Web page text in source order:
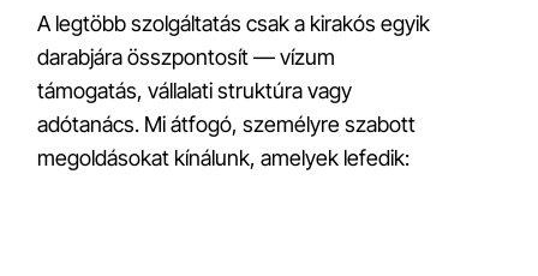
A legtöbb szolgáltatás csak a kirakós egyik
darabjára összpontosít — vízum
támogatás, vállalati struktúra vagy
adótanács. Mi átfogó, személyre szabott
megoldásokat kínálunk, amelyek lefedik: